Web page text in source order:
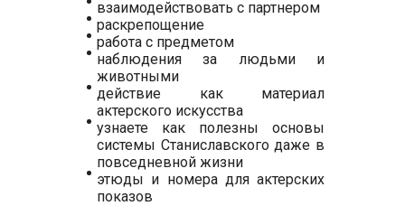
взаимодействовать с партнером
раскрепощение
работа с предметом
наблюдения за людьми и
животными
действие как материал
актерского искусства
узнаете как полезны основы
системы Станиславского даже в
повседневной жизни
этюды и номера для актерских
показов